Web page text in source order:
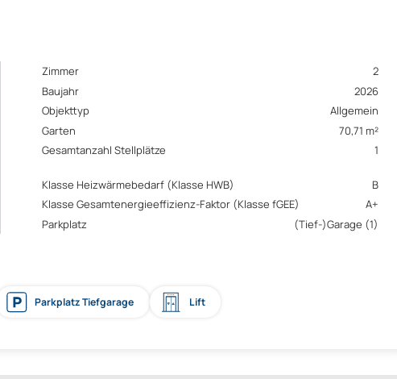
Zimmer
2
Baujahr
2026
Objekttyp
Allgemein
Garten
70,71 m²
Gesamtanzahl Stellplätze 1
Klasse Heizwärmebedarf (Klasse HWB)
B
Klasse Gesamtenergieeffizienz-Faktor (Klasse fGEE)
A+
Parkplatz (Tief-)Garage (1)
Parkplatz Tiefgarage Lift